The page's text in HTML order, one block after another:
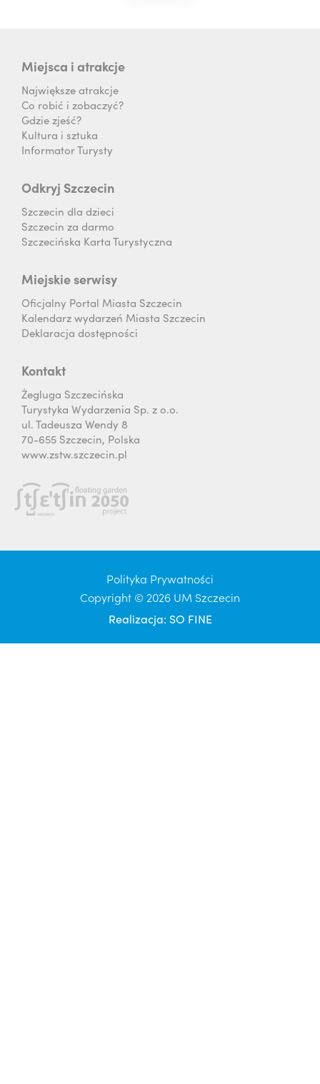
Miejsca i atrakcje
Największe atrakcje
Co robić i zobaczyć?
Gdzie zjeść?
Kultura i sztuka
Informator Turysty
Odkryj Szczecin
Szczecin dla dzieci
Szczecin za darmo
Szczecińska Karta Turystyczna
Miejskie serwisy
Oficjalny Portal Miasta Szczecin
Kalendarz wydarzeń Miasta Szczecin
Deklaracja dostępności
Kontakt
Żegluga Szczecińska
Turystyka Wydarzenia Sp. z o.o.
ul. Tadeusza Wendy 8
70-655 Szczecin, Polska
www.zstw.szczecin.pl
Polityka Prywatności
Copyright © 2026 UM Szczecin
Realizacja: SO FINE